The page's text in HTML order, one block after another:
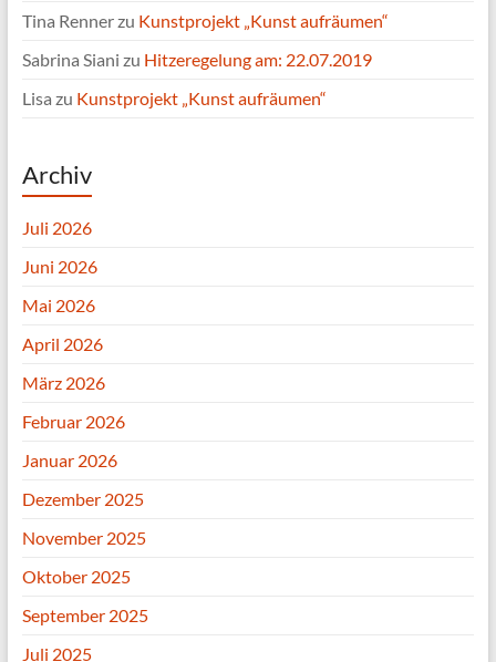
Tina Rennerzu Kunstprojekt „Kunst aufräumen“
Sabrina Siani zu Hitzeregelung am: 22.07.2019
Lisa zu Kunstprojekt „Kunst aufräumen“
Archiv
Juli 2026
Juni 2026
Mai 2026
April 2026
März 2026
Februar 2026
Januar 2026
Dezember 2025
November 2025
Oktober 2025
September 2025
Juli 2025